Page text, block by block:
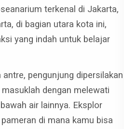
terkenal di Jakarta,
di bagian utara kota ini,
yang indah untuk belajar
pengunjung dipersilakan
dengan melewati
air lainnya. Eksplor
di mana kamu bisa